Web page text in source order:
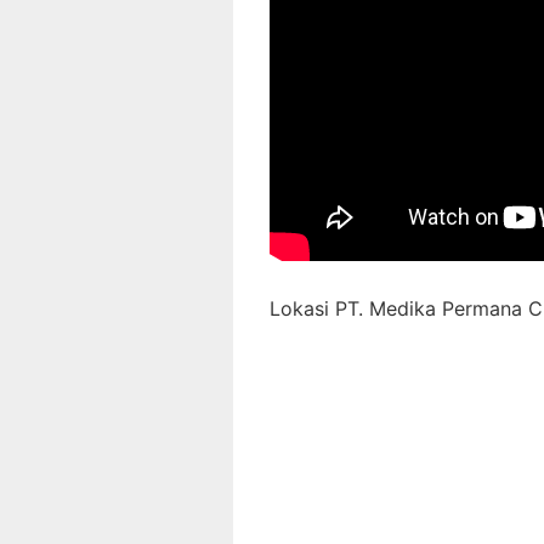
Lokasi PT. Medika Permana